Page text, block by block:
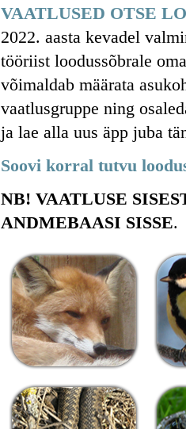
VAATLUSED OTSE
2022. aasta kevadel
tööriist loodussõbrale
võimaldab määrata
vaatlusgruppe ning
ja lae alla uus äpp juba
Soovi korral tutvu
NB! VAATLUSE
ANDMEBAASI SISSE.